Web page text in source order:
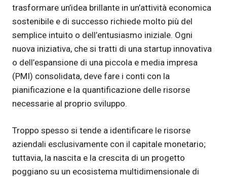
trasformare un’idea brillante in un’attività economica
sostenibile e di successo richiede molto più del
semplice intuito o dell’entusiasmo iniziale. Ogni
nuova iniziativa, che si tratti di una startup innovativa
o dell’espansione di una piccola e media impresa
(PMI) consolidata, deve fare i conti con la
pianificazione e la quantificazione delle risorse
necessarie al proprio sviluppo.
Troppo spesso si tende a identificare le risorse
aziendali esclusivamente con il capitale monetario;
tuttavia, la nascita e la crescita di un progetto
poggiano su un ecosistema multidimensionale di